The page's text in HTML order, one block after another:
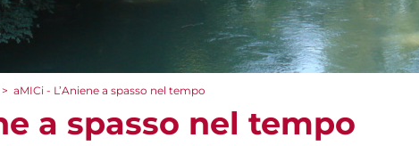
> aMICi - L’Aniene a spasso nel tempo
a spasso nel tempo